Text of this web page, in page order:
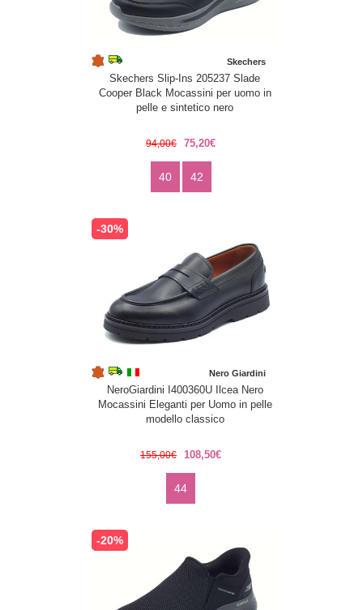
Skechers
Skechers Slip-Ins 205237 Slade
Cooper Black Mocassini per uomo in
pelle e sintetico nero
94,00€ 75,20€
40 42
-30%
Nero Giardini
NeroGiardini I400360U Ilcea Nero
Mocassini Eleganti per Uomo in pelle
modello classico
155,00€ 108,50€
44
-20%